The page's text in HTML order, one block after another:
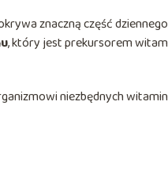
znaczną część dziennego
, który jest prekursorem
niezbędnych